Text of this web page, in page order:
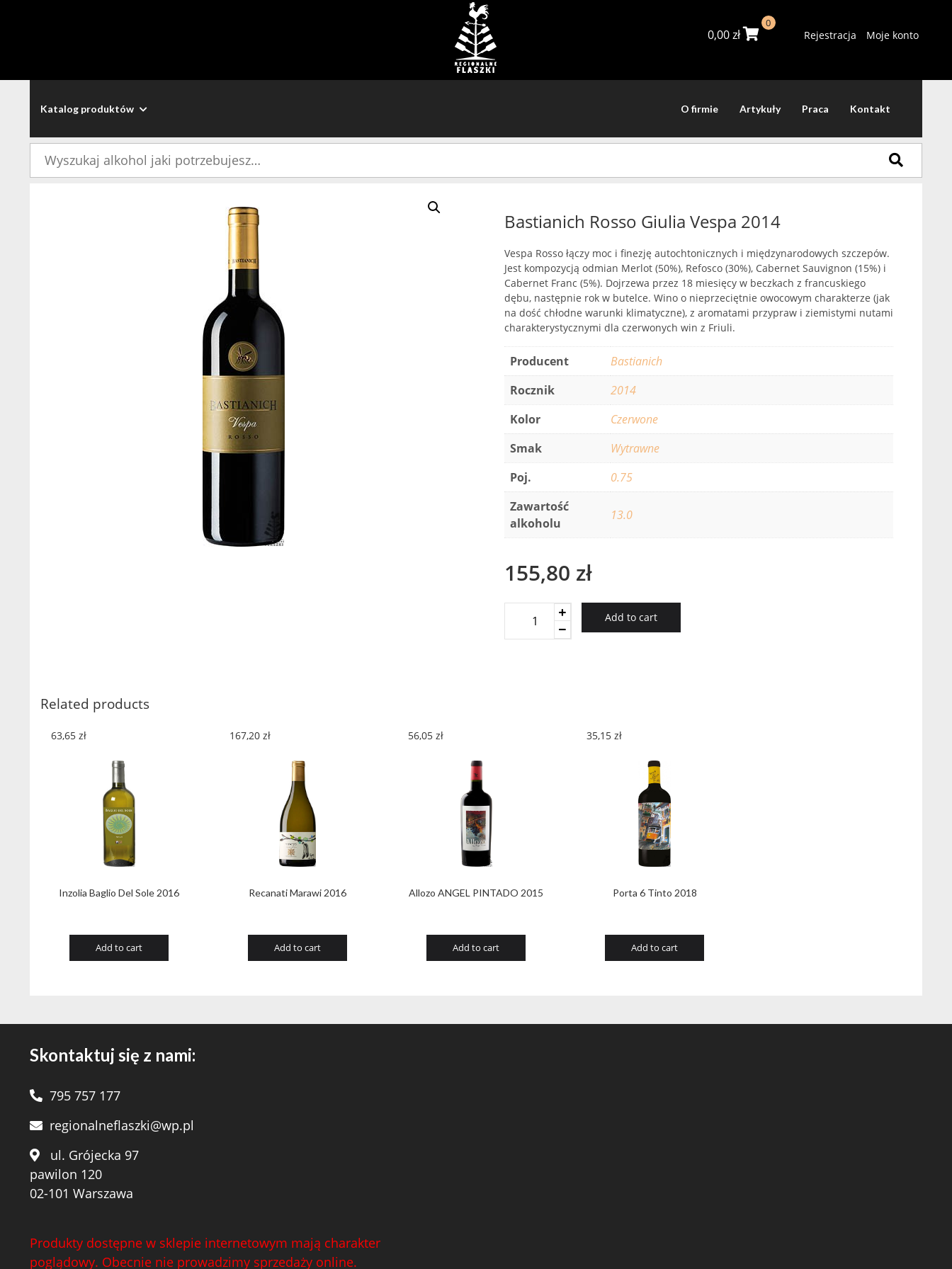
0,00zł
0
Rejestracja Moje konto
Katalog produktów O firmie Artykuły Praca Kontakt
Bastianich Rosso Giulia Vespa 2014
Vespa Rosso łączy moc i finezję autochtonicznych i międzynarodowych szczepów.
Jest kompozycją odmian Merlot (50%), Refosco (30%), Cabernet Sauvignon (15%) i
Cabernet Franc (5%). Dojrzewa przez 18 miesięcy w beczkach z francuskiego
dębu, następnie rok w butelce. Wino o nieprzeciętnie owocowym charakterze (jak
na dość chłodne warunki klimatyczne), z aromatami przypraw i ziemistymi nutami
charakterystycznymi dla czerwonych win z Friuli.
Producent
Bastianich
Rocznik
2014
Kolor
Czerwone
Smak
Wytrawne
Poj.
0.75
Zawartość
alkoholu
13.0
155,80 zł
Bastianich
Rosso
Add to cart
Related products
Inzolia Baglio Del Sole 2016
63,65 zł
Add to cart
Recanati Marawi 2016
167,20 zł
Add to cart
Allozo ANGEL PINTADO 2015
56,05 zł
Add to cart
Porta 6 Tinto 2018
35,15 zł
Add to cart
Skontaktuj się z nami:
795 757 177
regionalneflaszki@wp.pl
ul. Grójecka 97
pawilon 120
02-101 Warszawa
Produkty dostępne w sklepie internetowym mają charakter
poglądowy. Obecnie nie prowadzimy sprzedaży online.